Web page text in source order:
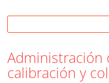
Administración
calibración y